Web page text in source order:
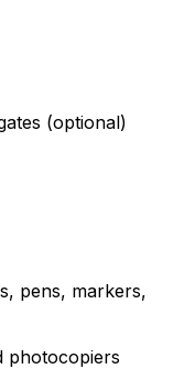
(optional)
pens, markers,
photocopiers